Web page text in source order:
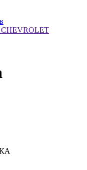
CHEVROLET